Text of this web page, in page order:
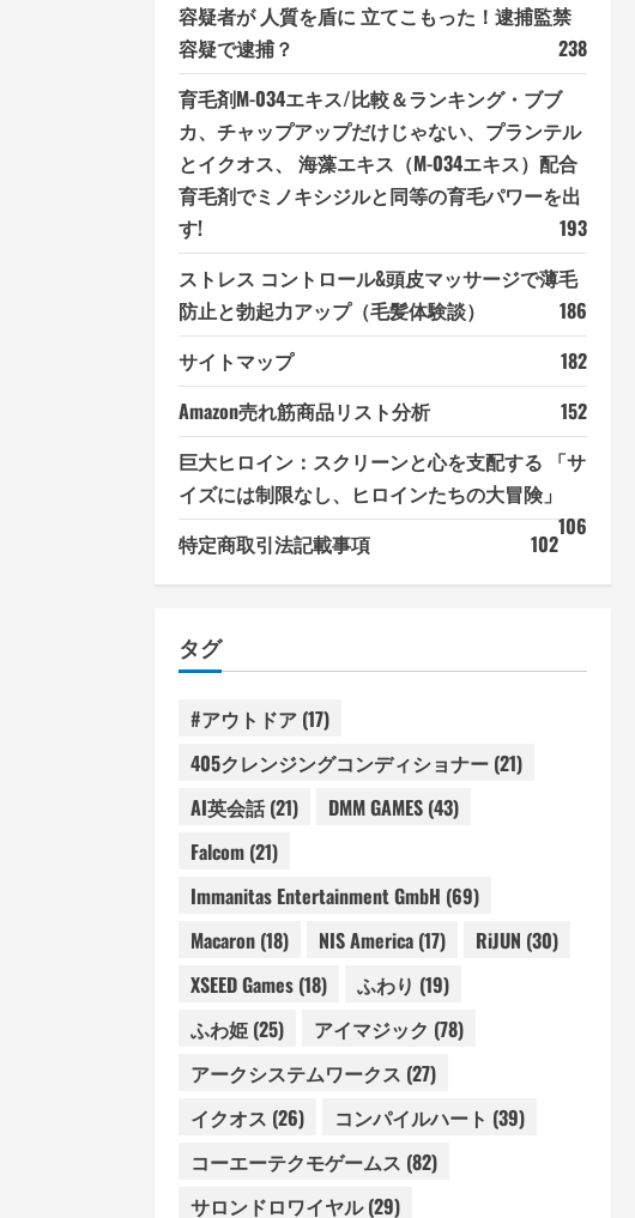
容疑者が 人質を盾に 立てこもった！逮捕監禁
容疑で逮捕？
238
育毛剤M-034エキス/比較＆ランキング・ブブ
カ、チャップアップだけじゃない、プランテル
とイクオス、 海藻エキス（M-034エキス）配合
育毛剤でミノキシジルと同等の育毛パワーを出
す!
193
ストレス コントロール&頭皮マッサージで薄毛
防止と勃起力アップ（毛髪体験談）
186
サイトマップ
182
Amazon売れ筋商品リスト分析
152
巨大ヒロイン：スクリーンと心を支配する 「サ
イズには制限なし、ヒロインたちの大冒険」
106
特定商取引法記載事項 102
タグ
#アウトドア(17)
405クレンジングコンディショナー(21)
AI英会話(21) DMM GAMES(43)
Falcom(21)
Immanitas Entertainment GmbH (69)
Macaron(18) NIS America(17) RiJUN (30)
XSEED Games(18) ふわり (19)
ふわ姫(25) アイマジック (78)
アークシステムワークス (27)
イクオス (26) コンパイルハート (39)
コーエーテクモゲームス (82)
サロンドロワイヤル(29)